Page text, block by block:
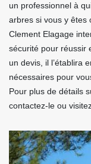
un professionnel à
arbres si vous y êtes
Clement Elagage
sécurité pour réussir
un devis, il l’établira
nécessaires pour
Pour plus de détails
contactez-le ou